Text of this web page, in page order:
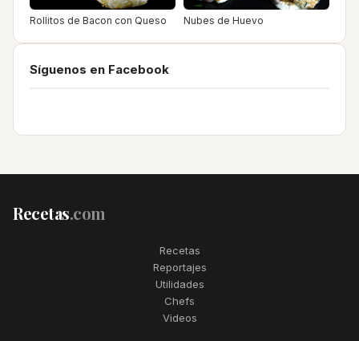
Rollitos de Bacon con Queso Nubes de Huevo
Síguenos en Facebook
Recetas.com
Recetas
Reportajes
Utilidades
Chefs
Videos